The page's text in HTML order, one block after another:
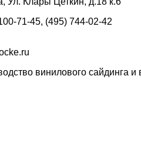
71-45, (495) 744-02-42
винилового сайдинга и